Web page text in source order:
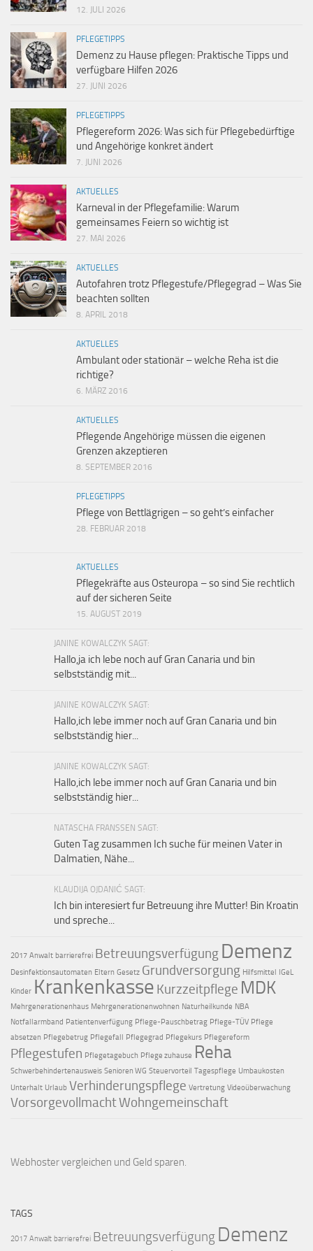
12. JULI 2026
PFLEGETIPPS
Demenz zu Hause pflegen: Praktische Tipps und
verfügbare Hilfen 2026
27. JUNI 2026
PFLEGETIPPS
Pflegereform 2026: Was sich für Pflegebedürftige
und Angehörige konkret ändert
7. JUNI 2026
AKTUELLES
Karneval in der Pflegefamilie: Warum
gemeinsames Feiern so wichtig ist
27. MAI 2026
AKTUELLES
Autofahren trotz Pflegestufe/Pflegegrad – Was Sie
beachten sollten
8. APRIL 2018
AKTUELLES
Ambulant oder stationär – welche Reha ist die
richtige?
6. MÄRZ 2016
AKTUELLES
Pflegende Angehörige müssen die eigenen
Grenzen akzeptieren
8. SEPTEMBER 2016
PFLEGETIPPS
Pflege von Bettlägrigen – so geht’s einfacher
28. FEBRUAR 2018
AKTUELLES
Pflegekräfte aus Osteuropa – so sind Sie rechtlich
auf der sicheren Seite
15. AUGUST 2019
JANINE KOWALCZYK SAGT:
Hallo,ja ich lebe noch auf Gran Canaria und bin
selbstständig mit...
JANINE KOWALCZYK SAGT:
Hallo,ich lebe immer noch auf Gran Canaria und bin
selbstständig hier...
JANINE KOWALCZYK SAGT:
Hallo,ich lebe immer noch auf Gran Canaria und bin
selbstständig hier...
NATASCHA FRANSSEN SAGT:
Guten Tag zusammen Ich suche für meinen Vater in
Dalmatien, Nähe...
KLAUDIJA OJDANIĆ SAGT:
Ich bin interesiert fur Betreuung ihre Mutter! Bin Kroatin
und spreche...
2017 Anwalt barrierefrei Betreuungsverfügung Demenz
Desinfektionsautomaten Eltern Gesetz Grundversorgung Hilfsmittel IGeL
Kinder Krankenkasse Kurzzeitpflege MDK
Mehrgenerationenhaus Mehrgenerationenwohnen Naturheilkunde NBA
Notfallarmband Patientenverfügung Pflege-Pauschbetrag Pflege-TÜV Pflege
absetzen Pflegebetrug Pflegefall Pflegegrad Pflegekurs Pflegereform
Pflegestufen Pflegetagebuch Pflege zuhause Reha
Schwerbehindertenausweis Senioren WG Steuervorteil Tagespflege Umbaukosten
Unterhalt Urlaub Verhinderungspflege Vertretung Videoüberwachung
VorsorgevollmachtWohngemeinschaft
Webhoster vergleichen und Geld sparen.
TAGS
2017 Anwalt barrierefrei Betreuungsverfügung Demenz